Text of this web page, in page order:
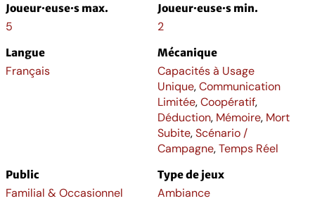
Joueur·euse·s max.
5
Joueur·euse·s min.
2
Langue
Français
Mécanique
Capacités à Usage
Unique,Communication
Limitée,Coopératif,
Déduction, Mémoire, Mort
Subite,Scénario /
Campagne,Temps Réel
Public
Familial & Occasionnel
Type de jeux
Ambiance